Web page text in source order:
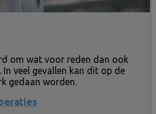
om wat voor reden dan ook
veel gevallen kan dit op de
gedaan worden.